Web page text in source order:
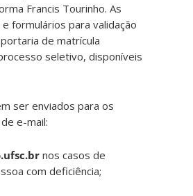
Francis Tourinho. As
formulários para validação
de matrícula
seletivo, disponíveis
ser enviados para os
e-mail:
nos casos de
com deficiência;